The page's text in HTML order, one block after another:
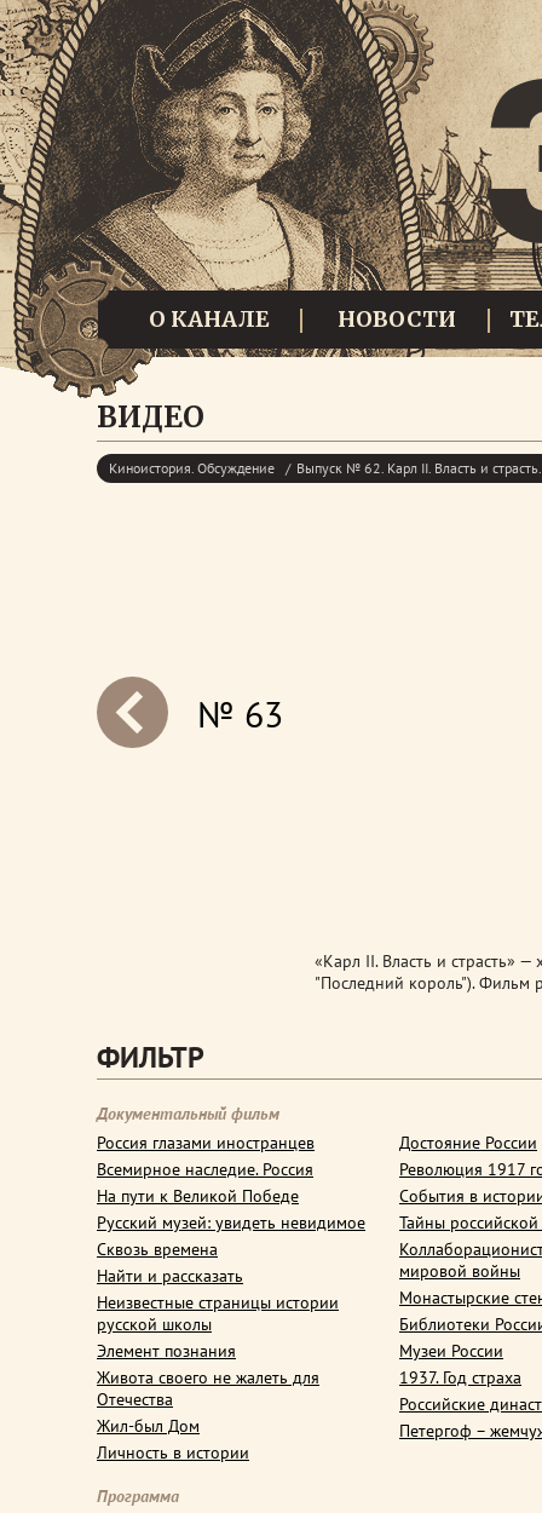
О КАНАЛЕ НОВОСТИ
ВИДЕО
Киноистория. Обсуждение Выпуск № 62. Карл II. Власть и
№ 63
«Карл II. Власть и страсть»
"Последний король"). Фильм
ФИЛЬТР
Документальный фильм
Россия глазами иностранцев
Всемирное наследие. Россия
На пути к Великой Победе
Русский музей: увидеть невидимое
Сквозь времена
Найти и рассказать
Неизвестные страницы истории
русской школы
Элемент познания
Живота своего не жалеть для
Отечества
Жил-был Дом
Личность в истории
Достояние России
Революция 1917
События в
Тайны
мировой войны
Монастырские
Библиотеки
Музеи России
1937. Год страха
Российские
Петергоф –
Программа